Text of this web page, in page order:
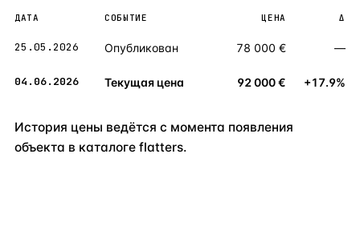
ДАТА СОБЫТИЕ ЦЕНА Δ
25.05.2026 Опубликован 78 000 € —
04.06.2026 Текущая цена 92 000 € +17.9%
История цены ведётся с момента появления
объекта в каталоге flatters.